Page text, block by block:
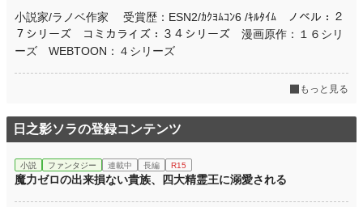
小説家/ラノベ作家 受賞歴：ESN2/ｶｸﾖﾑｺﾝ6 /ｷﾙﾀｲﾑ ノベル：２
７シリーズ コミカライズ：３４シリーズ 漫画原作：１６シリ
ーズ WEBTOON：４シリーズ
もっと見る
日之影ソラの登録コンテンツ
小説 ファンタジー 連載中 長編 R15
魔力ゼロの出来損ない貴族、四大精霊王に溺愛される